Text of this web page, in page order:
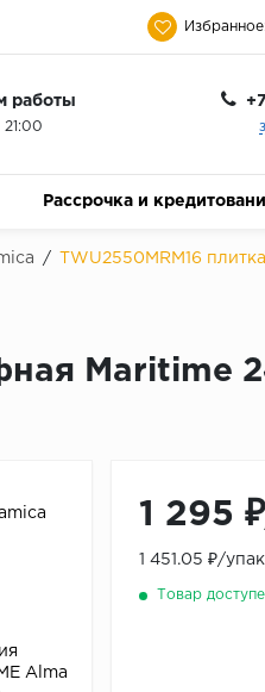
Избранное:
работы
Рассрочка и
/
TWU2550MRM16
Maritime
Alma
1 295
1 451.05 ₽/
Товар